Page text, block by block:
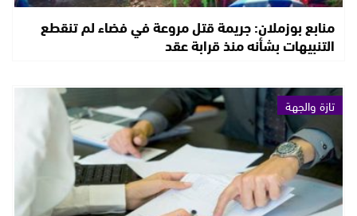
منابع بوزملان: جريمة قتل مروعة في فضاء لم تنقطع
التنبيهات بشأنه منذ قرابة عقد
تازة والجهة